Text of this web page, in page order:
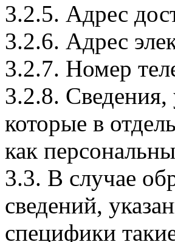
3.2.5. Адрес
3.2.6. Адрес
3.2.7. Номер
3.2.8. Сведения,
которые в
как
3.3. В случае
сведений,
специфики